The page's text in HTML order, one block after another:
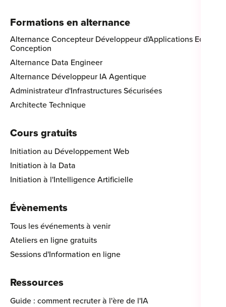
Formations en alternance
Alternance Concepteur Développeur d'Applications Eco-
Conception
Alternance Data Engineer
Alternance Développeur IA Agentique
Administrateur d'Infrastructures Sécurisées
Architecte Technique
Cours gratuits
Initiation au Développement Web
Initiation à la Data
Initiation à l'Intelligence Artificielle
Évènements
Tous les événements à venir
Ateliers en ligne gratuits
Sessions d'Information en ligne
Ressources
Guide : comment recruter à l'ère de l'IA